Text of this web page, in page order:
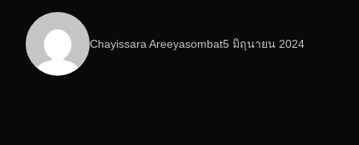
Chayissara Areeyasombat5 มิถุนายน 2024